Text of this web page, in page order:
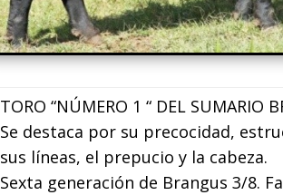
TORO “NÚMERO 1 “ DEL SUMARIO
Se destaca por su precocidad,
sus líneas, el prepucio y la cabeza.
Sexta generación de Brangus 3/8.